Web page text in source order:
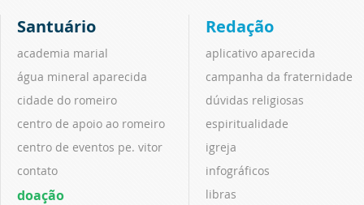
Santuário
academia marial
água mineral aparecida
cidade do romeiro
centro de apoio ao romeiro
centro de eventos pe. vitor
contato
doação
Redação
aplicativo aparecida
campanha da fraternidade
dúvidas religiosas
espiritualidade
igreja
infográficos
libras